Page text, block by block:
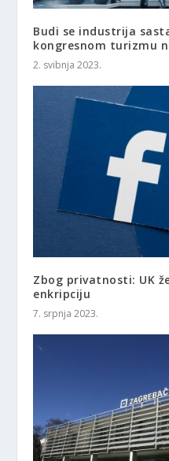
Budi se industrija
kongresnom turizmu
2. svibnja 2023.
Zbog privatnosti: UK
enkripciju
7. srpnja 2023.